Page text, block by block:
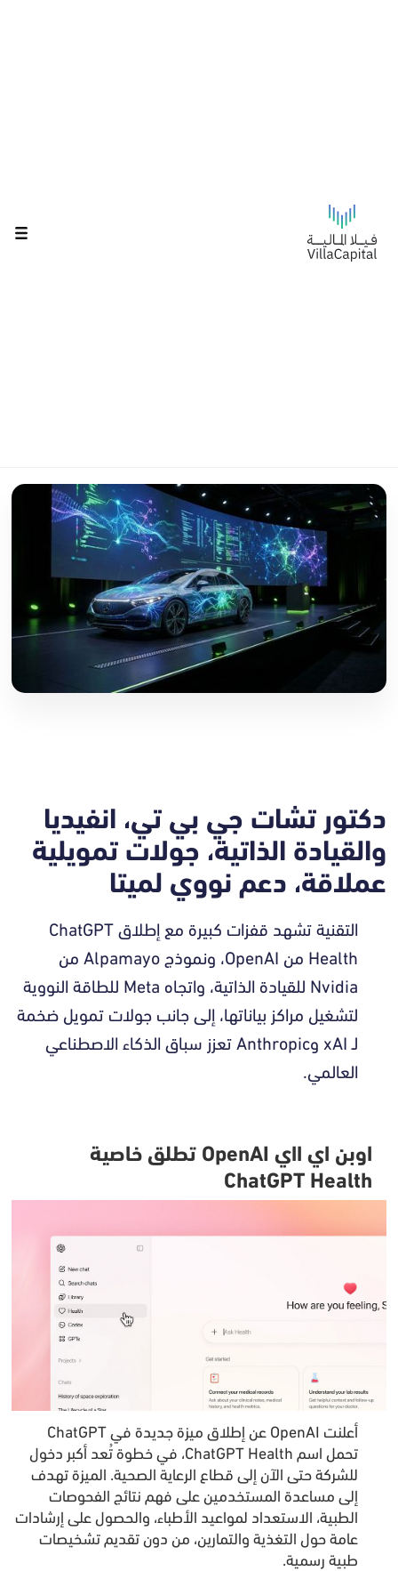
دكتور تشات جي بي تي، انفيديا
والقيادة الذاتية، جولات تمويلية
عملاقة، دعم نووي لميتا
التقنية تشهد قفزات كبيرة مع إطلاق ChatGPT
Health من OpenAI، ونموذج Alpamayo من
Nvidia للقيادة الذاتية، واتجاه Meta للطاقة النووية
لتشغيل مراكز بياناتها، إلى جانب جولات تمويل ضخمة
لـ xAI وAnthropic تعزز سباق الذكاء الاصطناعي
العالمي.
اوبن اي ااي OpenAI تطلق خاصية
ChatGPT Health
أعلنت OpenAI عن إطلاق ميزة جديدة في ChatGPT
تحمل اسم ChatGPT Health، في خطوة تُعد أكبر دخول
للشركة حتى الآن إلى قطاع الرعاية الصحية. الميزة تهدف
إلى مساعدة المستخدمين على فهم نتائج الفحوصات
الطبية، الاستعداد لمواعيد الأطباء، والحصول على إرشادات
عامة حول التغذية والتمارين، من دون تقديم تشخيصات
طبية رسمية.